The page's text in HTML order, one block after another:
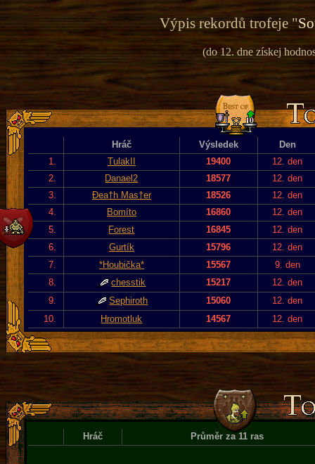
Výpis rekordů trofeje "
(do 12. dne získej
Hráč Výsledek
Den
1.
TulakII 19400
12. den
2.
Danael2 18577
12. den
3.
Đea†h Mas†er 18526
12. den
4.
Bomíto 16860
12. den
5.
Forest 16845
12. den
6.
Gurtík 15796
12. den
7.
*Houbička* 15567
9. den
8.
chesstik 15217
12. den
9.
Sephiroth 15060
12. den
10.
Hromotluk 14567 12. den
Hráč Průměr za 11 ras